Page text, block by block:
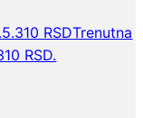
5.310 RSDTrenutna
RSD.